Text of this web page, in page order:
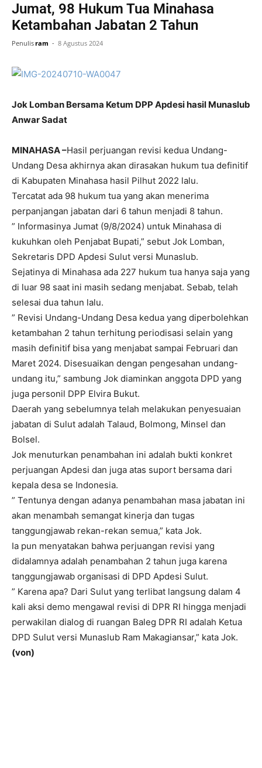
Jumat, 98 Hukum Tua Minahasa
Ketambahan Jabatan 2 Tahun
Penulisram - 8 Agustus 2024
Jok Lomban Bersama Ketum DPP Apdesi hasil Munaslub
Anwar Sadat
MINAHASA –Hasil perjuangan revisi kedua Undang-
Undang Desa akhirnya akan dirasakan hukum tua definitif
di Kabupaten Minahasa hasil Pilhut 2022 lalu.
Tercatat ada 98 hukum tua yang akan menerima
perpanjangan jabatan dari 6 tahun menjadi 8 tahun.
” Informasinya Jumat (9/8/2024) untuk Minahasa di
kukuhkan oleh Penjabat Bupati,” sebut Jok Lomban,
Sekretaris DPD Apdesi Sulut versi Munaslub.
Sejatinya di Minahasa ada 227 hukum tua hanya saja yang
di luar 98 saat ini masih sedang menjabat. Sebab, telah
selesai dua tahun lalu.
” Revisi Undang-Undang Desa kedua yang diperbolehkan
ketambahan 2 tahun terhitung periodisasi selain yang
masih definitif bisa yang menjabat sampai Februari dan
Maret 2024. Disesuaikan dengan pengesahan undang-
undang itu,” sambung Jok diaminkan anggota DPD yang
juga personil DPP Elvira Bukut.
Daerah yang sebelumnya telah melakukan penyesuaian
jabatan di Sulut adalah Talaud, Bolmong, Minsel dan
Bolsel.
Jok menuturkan penambahan ini adalah bukti konkret
perjuangan Apdesi dan juga atas suport bersama dari
kepala desa se Indonesia.
” Tentunya dengan adanya penambahan masa jabatan ini
akan menambah semangat kinerja dan tugas
tanggungjawab rekan-rekan semua,” kata Jok.
Ia pun menyatakan bahwa perjuangan revisi yang
didalamnya adalah penambahan 2 tahun juga karena
tanggungjawab organisasi di DPD Apdesi Sulut.
” Karena apa? Dari Sulut yang terlibat langsung dalam 4
kali aksi demo mengawal revisi di DPR RI hingga menjadi
perwakilan dialog di ruangan Baleg DPR RI adalah Ketua
DPD Sulut versi Munaslub Ram Makagiansar,” kata Jok.
(von)